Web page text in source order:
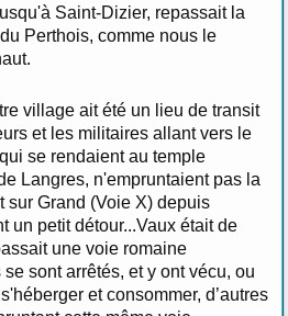
Saint-Dizier, repassait la
Perthois, comme nous le
village ait été un lieu de transit
et les militaires allant vers le
se rendaient au temple
Langres, n'empruntaient pas la
sur Grand (Voie X) depuis
un petit détour...Vaux était de
une voie romaine
sont arrêtés, et y ont vécu, ou
et consommer, d’autres